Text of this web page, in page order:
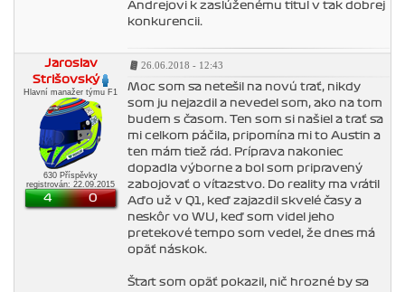
Andrejovi k zaslúženému titul v tak dobrej
konkurencii.
Jaroslav
Strišovský
Hlavní manažer týmu F1
630 Příspěvky
registrován: 22.09.2015
4 0
26.06.2018 - 12:43
Moc som sa netešil na novú trať, nikdy
som ju nejazdil a nevedel som, ako na tom
budem s časom. Ten som si našiel a trať sa
mi celkom páčila, pripomína mi to Austin a
ten mám tiež rád. Príprava nakoniec
dopadla výborne a bol som pripravený
zabojovať o víťazstvo. Do reality ma vrátil
Aďo už v Q1, keď zajazdil skvelé časy a
neskôr vo WU, keď som videl jeho
pretekové tempo som vedel, že dnes má
opäť náskok.
Štart som opäť pokazil, nič hrozné by sa